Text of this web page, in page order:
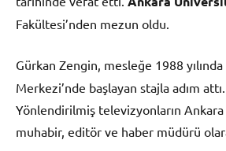
Fakültesi’nden mezun oldu.
Gürkan Zengin, mesleğe 1988 yılında
Merkezi’nde başlayan stajla adım
Yönlendirilmiş televizyonların Ankara
muhabir, editör ve haber müdürü